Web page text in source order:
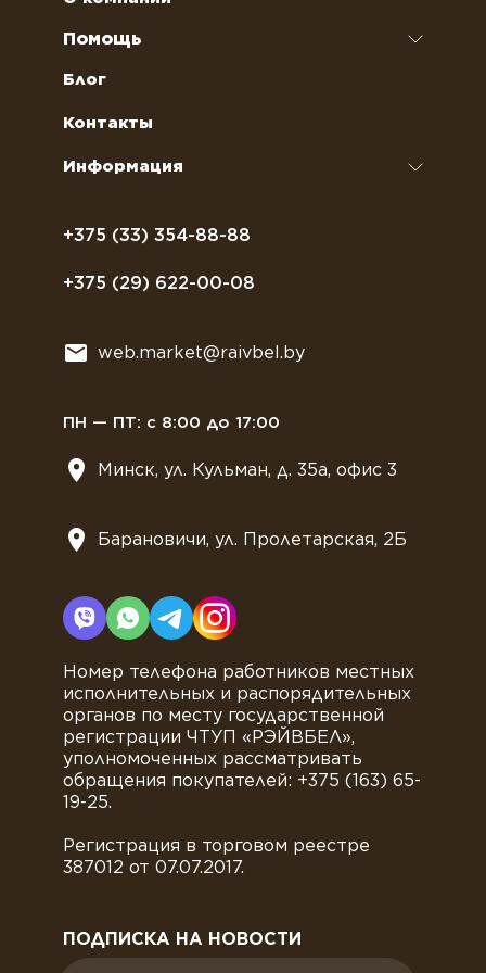
+375 (33) 354-88-88
+375 (29) 622-00-08
web.market@raivbel.by
ПН — ПТ: с 8:00 до 17:00
Минск, ул. Кульман, д. 35а, офис 3
Барановичи, ул. Пролетарская, 2Б
Номер телефона работников местных
исполнительных и распорядительных
органов по месту государственной
регистрации ЧТУП «РЭЙВБЕЛ»,
уполномоченных рассматривать
обращения покупателей: +375 (163) 65-
19-25.
Регистрация в торговом реестре
387012 от 07.07.2017.
ПОДПИСКА НА НОВОСТИ
Наполнители для вендинговых автоматов
Кофейное оборудование
Ремонт кофемашин и кофеварок
Обслуживание профессиональных
Курсы бариста
Помощь
Как оформить заказ
Условия доставки
Блог
Контакты
Информация
Договор оферты